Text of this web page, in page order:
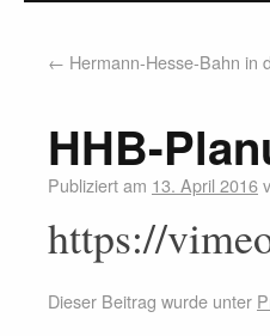
← Hermann-Hesse-Bahn in
HHB-
Publiziert am 13. April 2016
https://
Dieser Beitrag wurde unter